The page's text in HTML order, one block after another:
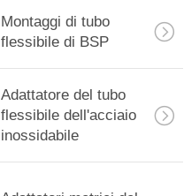
Montaggi di tubo
flessibile di BSP
Adattatore del tubo
flessibile dell'acciaio
inossidabile